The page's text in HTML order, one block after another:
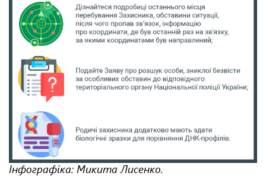
Інфографіка: Микита Лисенко.